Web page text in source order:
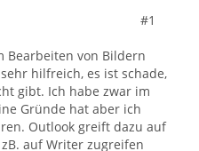
#1
Bearbeiten von Bildern
hilfreich, es ist schade,
gibt. Ich habe zwar im
Gründe hat aber ich
Outlook greift dazu auf
auf Writer zugreifen